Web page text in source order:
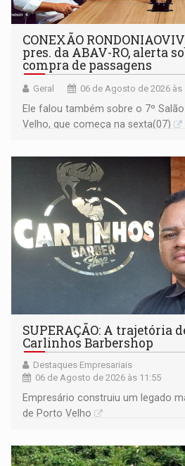
CONEXÃO
pres. da ABAV-RO, alerta
compra de passagens
Geral 06 de Agosto de 2026 às
Ele falou também sobre o 7º
Velho, que começa na sexta(07)
SUPERAÇÃO: A trajetória
Carlinhos Barbershop
Destaques Empresariais
06 de Agosto de 2026 às 11:55
Empresário construiu um legado
de Porto Velho